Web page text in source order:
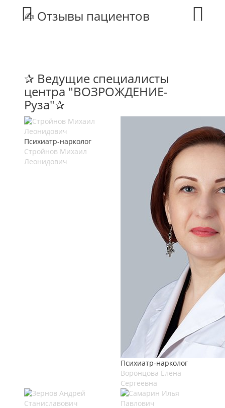
✍︎ Отзывы пациентов
✰ Ведущие специалисты
центра "ВОЗРОЖДЕНИЕ-
Руза"✰
Психиатр-нарколог
Стройнов Михаил
Леонидович
Психиатр-нарколог
Воронцова Елена
Сергеевна